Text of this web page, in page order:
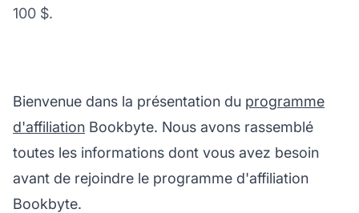
100 $.
Bienvenue dans la présentation du programme
d'affiliation Bookbyte. Nous avons rassemblé
toutes les informations dont vous avez besoin
avant de rejoindre le programme d'affiliation
Bookbyte.